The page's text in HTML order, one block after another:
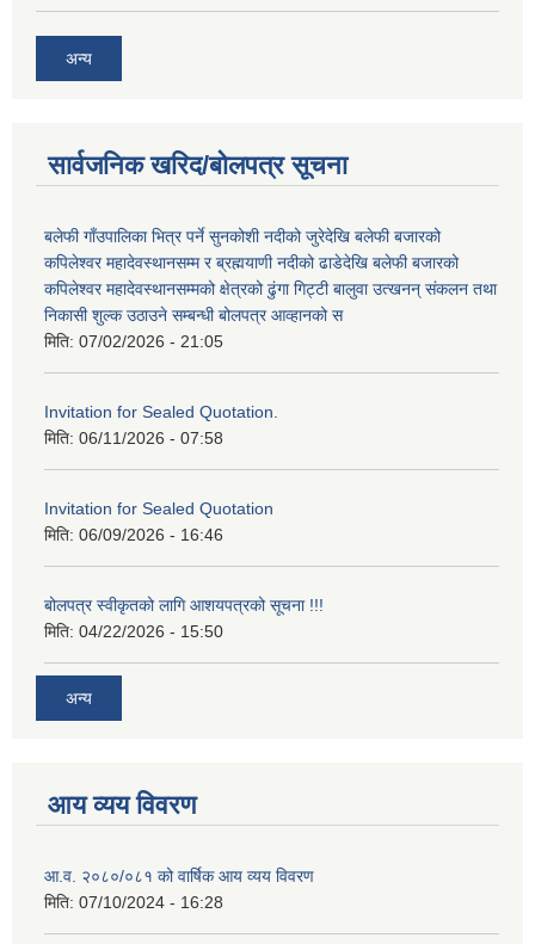
अन्य
सार्वजनिक खरिद/बोलपत्र सूचना
बलेफी गाँउपालिका भित्र पर्ने सुनकोशी नदीको जुरेदेखि बलेफी बजारको
कपिलेश्वर महादेवस्थानसम्म र ब्रह्मयाणी नदीको ढाडेदेखि बलेफी बजारको
कपिलेश्वर महादेवस्थानसम्मको क्षेत्रको ढुंगा गिट्टी बालुवा उत्खनन् संकलन तथा
निकासी शुल्क उठाउने सम्बन्धी बोलपत्र आव्हानको स
मिति: 07/02/2026 - 21:05
Invitation for Sealed Quotation.
मिति: 06/11/2026 - 07:58
Invitation for Sealed Quotation
मिति: 06/09/2026 - 16:46
बोलपत्र स्वीकृतको लागि आशयपत्रको सूचना !!!
मिति: 04/22/2026 - 15:50
अन्य
आय व्यय विवरण
आ.व. २०८०/०८१ को वार्षिक आय व्यय विवरण
मिति: 07/10/2024 - 16:28